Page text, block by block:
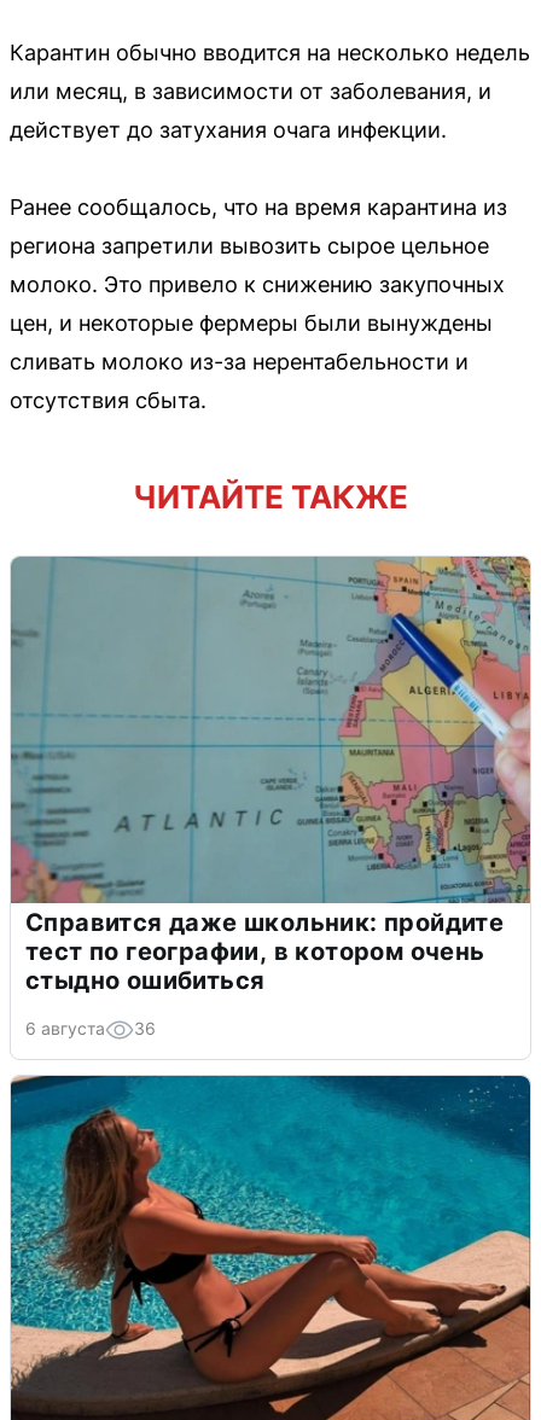
Карантин обычно вводится на несколько недель
или месяц, в зависимости от заболевания, и
действует до затухания очага инфекции.
Ранее сообщалось, что на время карантина из
региона запретили вывозить сырое цельное
молоко. Это привело к снижению закупочных
цен, и некоторые фермеры были вынуждены
сливать молоко из-за нерентабельности и
отсутствия сбыта.
ЧИТАЙТЕ ТАКЖЕ
Справится даже школьник: пройдите
тест по географии, в котором очень
стыдно ошибиться
6 августа 36